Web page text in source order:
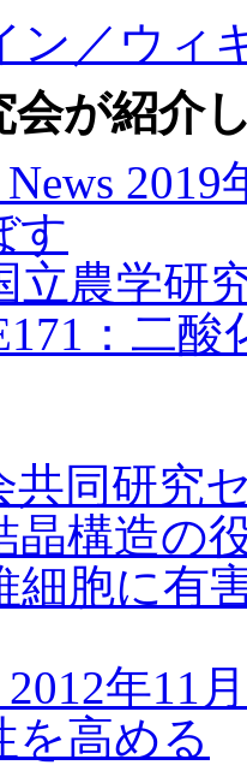
ン／ウィ
会が紹介
News
す
立農学研
：二
共同研究
晶構造の
細胞に有
2012年
を高める